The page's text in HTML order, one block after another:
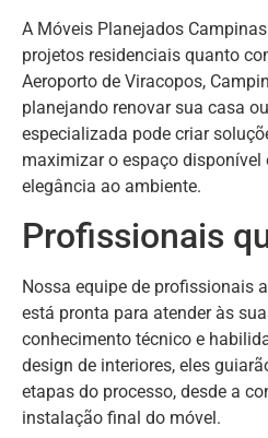
A Móveis Planejados
projetos residenciais quanto
Aeroporto de Viracopos,
planejando renovar sua casa
especializada pode criar
maximizar o espaço disponível
elegância ao ambiente.
Profissionais
Nossa equipe de profissionais
está pronta para atender às
conhecimento técnico e
design de interiores, eles
etapas do processo, desde a
instalação final do móvel.